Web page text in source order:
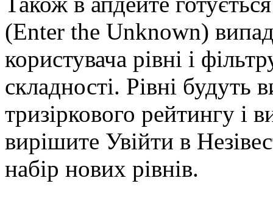
(Enter the Unknown)
користувача рівні і
складності. Рівні
тризіркового рейтингу і
вирішите Увійти в
набір нових рівнів.